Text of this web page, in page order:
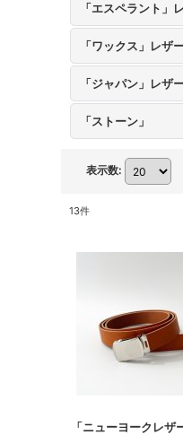
「エスペラント」
「ワックス」レザ
「ジャパン」レザ
「ストーン」
表示数:
13件
「ニューヨークレザ